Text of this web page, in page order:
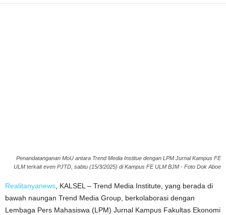
Penandatanganan MoU antara Trend Media Institue dengan LPM Jurnal Kampus FE
ULM terkait even PJTD, sabtu (15/3/2025) di Kampus FE ULM BJM - Foto Dok Aboe
Realitanyanews, KALSEL – Trend Media Institute, yang berada di
bawah naungan Trend Media Group, berkolaborasi dengan
Lembaga Pers Mahasiswa (LPM) Jurnal Kampus Fakultas Ekonomi